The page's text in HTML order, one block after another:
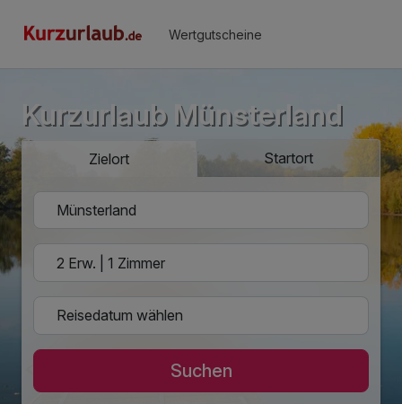
Wertgutscheine
Kurzurlaub Münsterland
Zielort Startort
Suchen